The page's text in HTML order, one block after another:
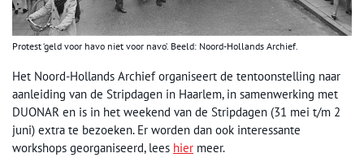
Protest ‘geld voor havo niet voor navo’. Beeld: Noord-Hollands Archief.
Het Noord-Hollands Archief organiseert de tentoonstelling naar
aanleiding van de Stripdagen in Haarlem, in samenwerking met
DUONAR en is in het weekend van de Stripdagen (31 mei t/m 2
juni) extra te bezoeken. Er worden dan ook interessante
workshops georganiseerd, lees hier meer.